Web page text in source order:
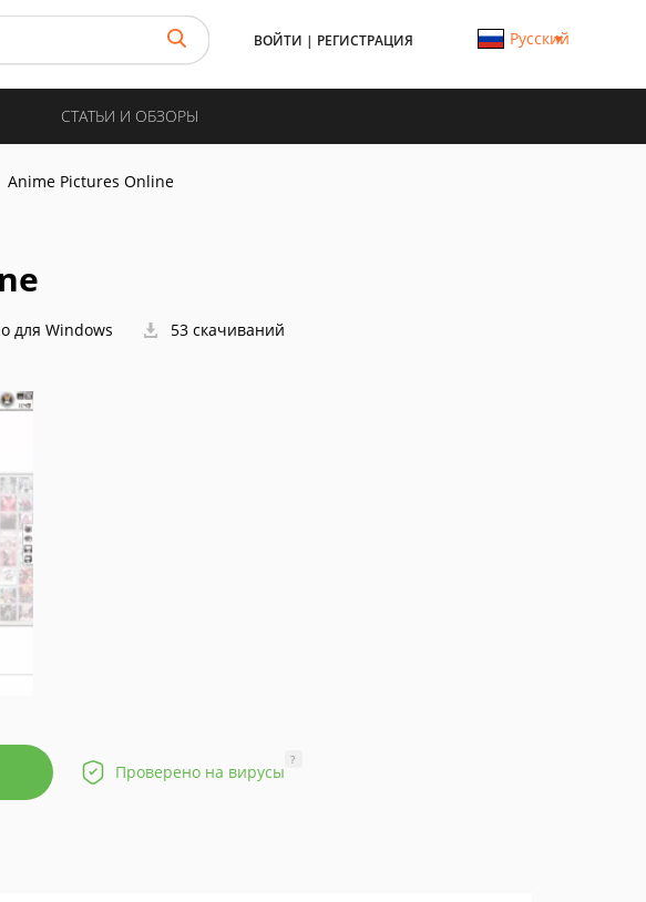
ВОЙТИ | РЕГИСТРАЦИЯ Русский
СТАТЬИ И ОБЗОРЫ
Anime Pictures Online
для Windows 53 скачиваний
Проверено на вирусы
?